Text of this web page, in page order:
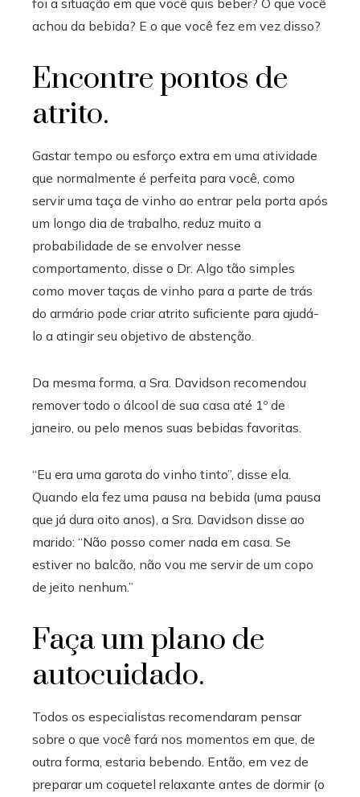
achou da bebida? E o que você fez em vez disso?
Encontre pontos de
atrito.
Gastar tempo ou esforço extra em uma atividade
que normalmente é perfeita para você, como
servir uma taça de vinho ao entrar pela porta após
um longo dia de trabalho, reduz muito a
probabilidade de se envolver nesse
comportamento, disse o Dr. Algo tão simples
como mover taças de vinho para a parte de trás
do armário pode criar atrito suficiente para ajudá-
lo a atingir seu objetivo de abstenção.
Da mesma forma, a Sra. Davidson recomendou
remover todo o álcool de sua casa até 1º de
janeiro, ou pelo menos suas bebidas favoritas.
“Eu era uma garota do vinho tinto”, disse ela.
Quando ela fez uma pausa na bebida (uma pausa
que já dura oito anos), a Sra. Davidson disse ao
marido: “Não posso comer nada em casa. Se
estiver no balcão, não vou me servir de um copo
de jeito nenhum.”
Faça um plano de
autocuidado.
Todos os especialistas recomendaram pensar
sobre o que você fará nos momentos em que, de
outra forma, estaria bebendo. Então, em vez de
preparar um coquetel relaxante antes de dormir (o